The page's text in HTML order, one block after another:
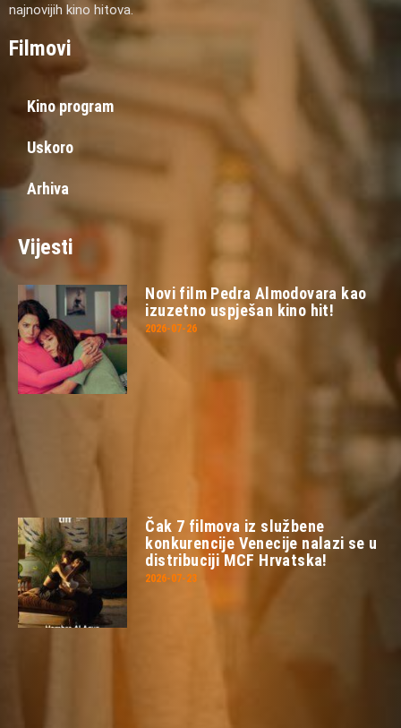
najnovijih kino hitova.
Filmovi
Kino program
Uskoro
Arhiva
Vijesti
Novi film Pedra Almodovara kao
izuzetno uspješan kino hit!
2026-07-26
Čak 7 filmova iz službene
konkurencije Venecije nalazi se u
distribuciji MCF Hrvatska!
2026-07-23